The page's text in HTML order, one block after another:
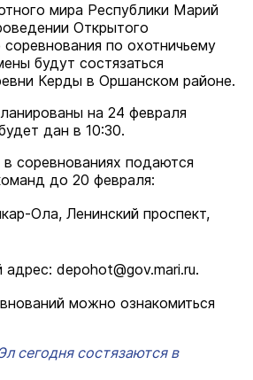
мира Республики Марий
Открытого
соревнования по охотничьему
будут состязаться
Керды в Оршанском районе.
на 24 февраля
дан в 10:30.
в соревнованиях подаются
до 20 февраля:
Ола, Ленинский проспект,
depohot@gov.mari.ru.
можно ознакомиться
сегодня состязаются в